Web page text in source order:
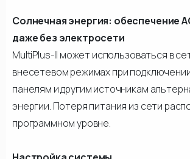
Солнечная энергия: обеспечение
даже без электросети
MultiPlus-II может использоваться в
внесетевом режимах при
панелям и другим источникам
энергии. Потеря питания из сети
программном уровне.